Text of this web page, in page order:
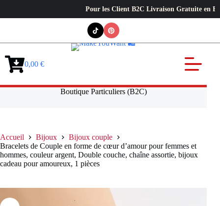
Pour les Client B2C Livraison Gratuite en Europe
Panier0,00 €
Boutique Particuliers (B2C)
Accueil Bijoux
Bijoux couple
Bracelets de Couple en forme de cœur d’amour pour femmes et
hommes, couleur argent, Double couche, chaîne assortie, bijoux
cadeau pour amoureux, 1 pièces